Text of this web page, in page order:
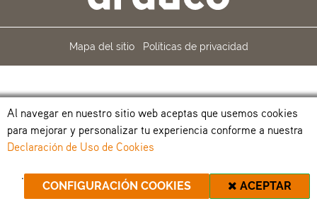
Mapa del sitio Políticas de privacidad
Al navegar en nuestro sitio web aceptas que usemos cookies
para mejorar y personalizar tu experiencia conforme a nuestra
Declaración de Uso de Cookies
ACEPTAR
CONFIGURACIÓN COOKIES
.